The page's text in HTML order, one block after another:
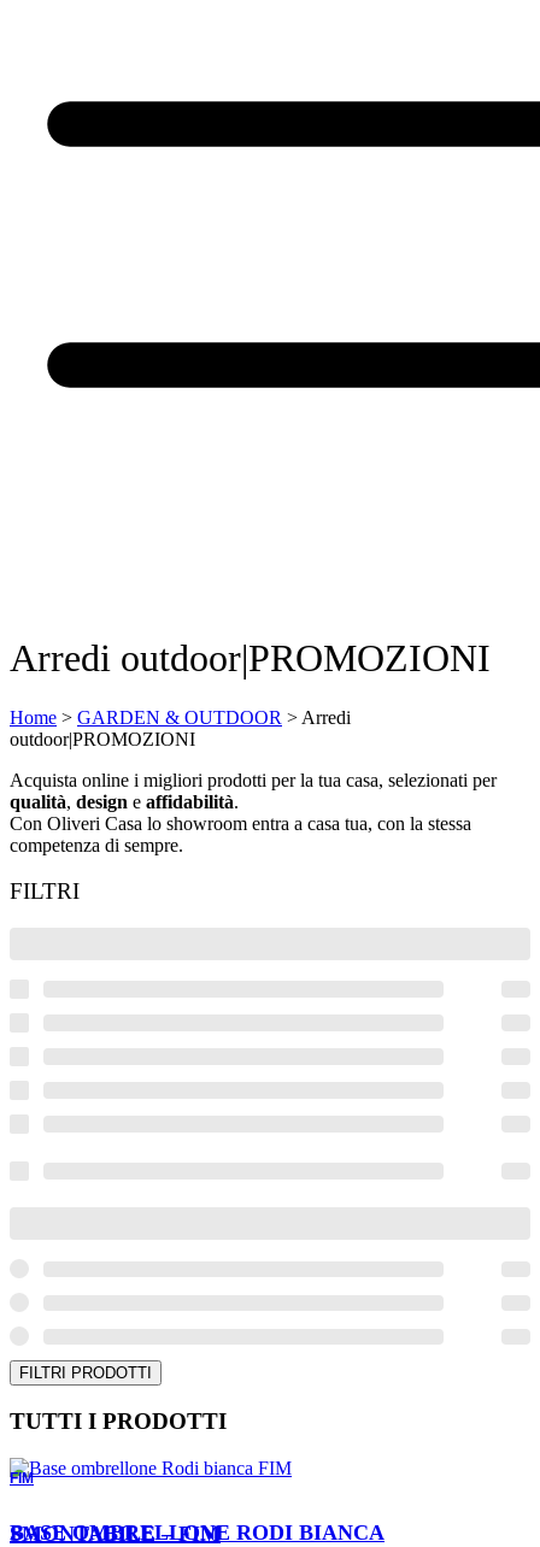
Arredi outdoor|PROMOZIONI
Home > GARDEN & OUTDOOR > Arredi
outdoor|PROMOZIONI
Acquista online i migliori prodotti per la tua casa, selezionati per
qualità, design e affidabilità.
Con Oliveri Casa lo showroom entra a casa tua, con la stessa
competenza di sempre.
FILTRI
FILTRI PRODOTTI
TUTTI I PRODOTTI
FIM
ORDINABILE
BASE OMBRELLONE RODI BIANCA SMONTABILE – FIM